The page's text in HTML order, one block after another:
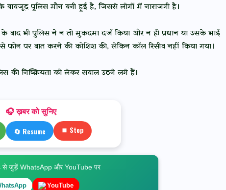
बावजूद पुलिस मौन बनी हुई है, जिससे लोगों में नाराजगी है।
बाद भी पुलिस ने न तो मुकदमा दर्ज किया और न ही प्रधान या उसके भाई
से फोन पर बात करने की कोशिश की, लेकिन कॉल रिसीव नहीं किया गया।
की निष्क्रियता को लेकर सवाल उठने लगे हैं।
🎧 ख़बर को सुनिए
🔄 Resume ⏹ Stop
से जुड़ें WhatsApp और YouTube पर
YouTube